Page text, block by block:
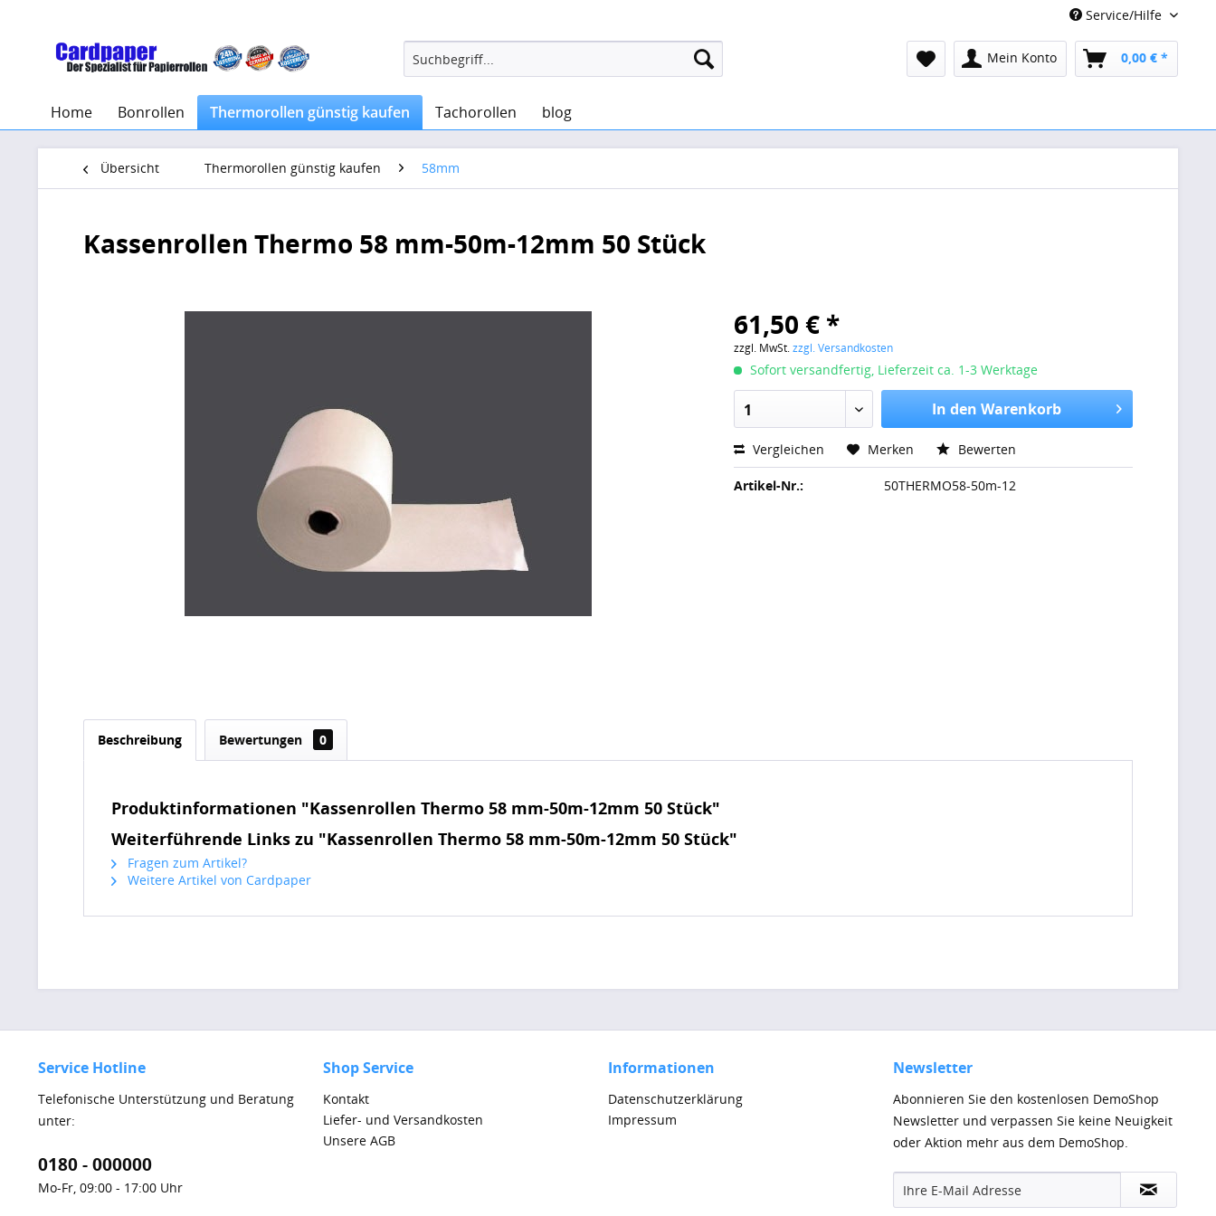
Service/Hilfe
Mein Konto 0,00 € *
Home Bonrollen Thermorollen günstig kaufen Tachorollen blog
Übersicht Thermorollen günstig kaufen 58mm
Kassenrollen Thermo 58 mm-50m-12mm 50 Stück
61,50 € *
zzgl. MwSt.zzgl. Versandkosten
Sofort versandfertig, Lieferzeit ca. 1-3 Werktage
1 In den Warenkorb
Vergleichen Merken Bewerten
Artikel-Nr.: 50THERMO58-50m-12
Beschreibung Bewertungen 0
Produktinformationen "Kassenrollen Thermo 58 mm-50m-12mm 50 Stück"
Weiterführende Links zu "Kassenrollen Thermo 58 mm-50m-12mm 50 Stück"
Fragen zum Artikel?
Weitere Artikel von Cardpaper
Service Hotline
Telefonische Unterstützung und Beratung
unter:
0180 - 000000
Mo-Fr, 09:00 - 17:00 Uhr
Shop Service
Kontakt
Liefer- und Versandkosten
Unsere AGB
Informationen
Datenschutzerklärung
Impressum
Newsletter
Abonnieren Sie den kostenlosen DemoShop
Newsletter und verpassen Sie keine Neuigkeit
oder Aktion mehr aus dem DemoShop.